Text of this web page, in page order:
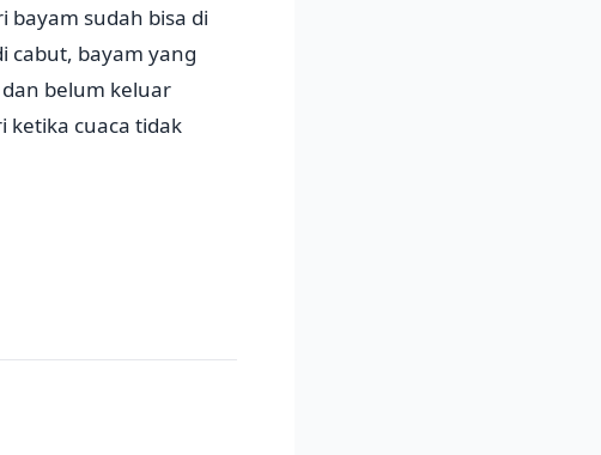
bayam sudah bisa di
cabut, bayam yang
belum keluar
ketika cuaca tidak